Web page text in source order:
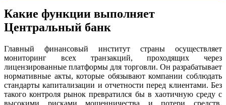
Какие функции выполняет
Центральный банк
Главный финансовый институт страны осуществляет
мониторинг всех транзакций, проходящих через
лицензированные платформы для торговли. Он разрабатывает
нормативные акты, которые обязывают компании соблюдать
стандарты капитализации и отчетности перед клиентами. Без
такого контроля рынок превратился бы в хаотичную среду с
высокими рисками мошенничества и потери средств.